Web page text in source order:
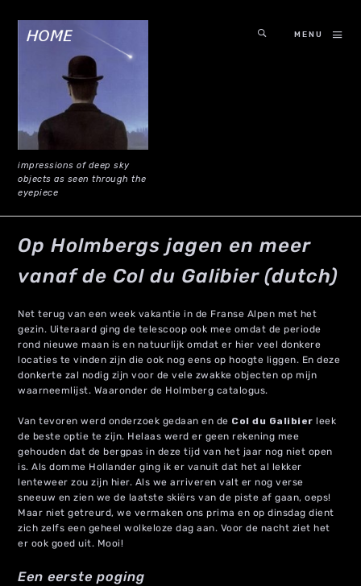
impressions of deep sky
objects as seen through the
eyepiece
MENU
Op Holmbergs jagen en meer
vanaf de Col du Galibier (dutch)
Net terug van een week vakantie in de Franse Alpen met het
gezin. Uiteraard ging de telescoop ook mee omdat de periode
rond nieuwe maan is en natuurlijk omdat er hier veel donkere
locaties te vinden zijn die ook nog eens op hoogte liggen. En deze
donkerte zal nodig zijn voor de vele zwakke objecten op mijn
waarneemlijst. Waaronder de Holmberg catalogus.
Van tevoren werd onderzoek gedaan en de Col du Galibier leek
de beste optie te zijn. Helaas werd er geen rekening mee
gehouden dat de bergpas in deze tijd van het jaar nog niet open
is. Als domme Hollander ging ik er vanuit dat het al lekker
lenteweer zou zijn hier. Als we arriveren valt er nog verse
sneeuw en zien we de laatste skiërs van de piste af gaan, oeps!
Maar niet getreurd, we vermaken ons prima en op dinsdag dient
zich zelfs een geheel wolkeloze dag aan. Voor de nacht ziet het
er ook goed uit. Mooi!
Een eerste poging